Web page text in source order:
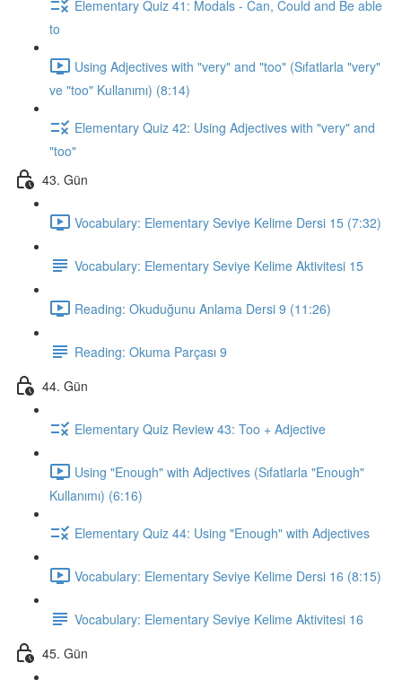
Elementary Quiz 41: Modals - Can, Could and Be able
to
Using Adjectives with "very" and "too" (Sıfatlarla "very"
ve "too" Kullanımı) (8:14)
Elementary Quiz 42: Using Adjectives with "very" and
"too"
43. Gün
Vocabulary: Elementary Seviye Kelime Dersi 15 (7:32)
Vocabulary: Elementary Seviye Kelime Aktivitesi 15
Reading: Okuduğunu Anlama Dersi 9 (11:26)
Reading: Okuma Parçası 9
44. Gün
Elementary Quiz Review 43: Too + Adjective
Using "Enough" with Adjectives (Sıfatlarla "Enough"
Kullanımı) (6:16)
Elementary Quiz 44: Using "Enough" with Adjectives
Vocabulary: Elementary Seviye Kelime Dersi 16 (8:15)
Vocabulary: Elementary Seviye Kelime Aktivitesi 16
45. Gün